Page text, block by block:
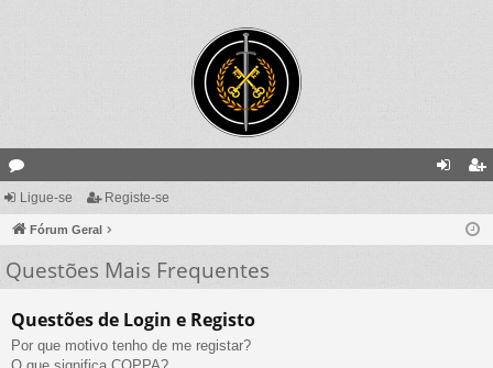
ór
un
s
ist
Ligue-se Registe-se
Fórum Geral
Questões Mais Frequentes
Questões de Login e Registo
Por que motivo tenho de me registar?